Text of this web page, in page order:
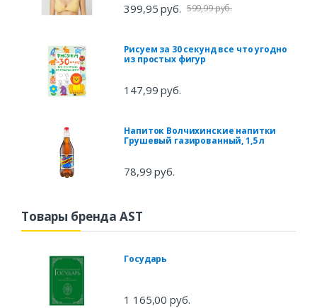
399,95 руб. 599,99 руб.
Рисуем за 30 секунд все что угодно
из простых фигур
147,99 руб.
Напиток Волчихинские напитки
Грушевый газированный, 1,5 л
78,99 руб.
Товары бренда AST
Государь
1 165,00 руб.